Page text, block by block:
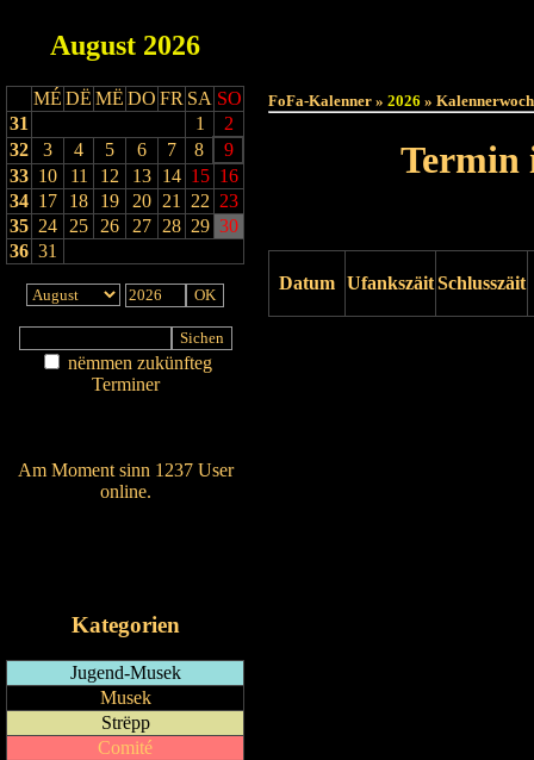
August 2026
MÉ DË MË DO FR SA SO
31
1
2
32
3 4 5 6 7 8
9
33 10 11 12 13 14 15 16
34 17 18 19 20 21 22 23
35 24 25 26 27 28 29 30
36 31
nëmmen zukünfteg
Terminer
Am Moment sinn 1237 User
online.
Kategorien
Jugend-Musek
Musek
Strëpp
Comité
FoFa-Kalenner » 2026 »
Termin
Datum UfankszäitSchlusszäit